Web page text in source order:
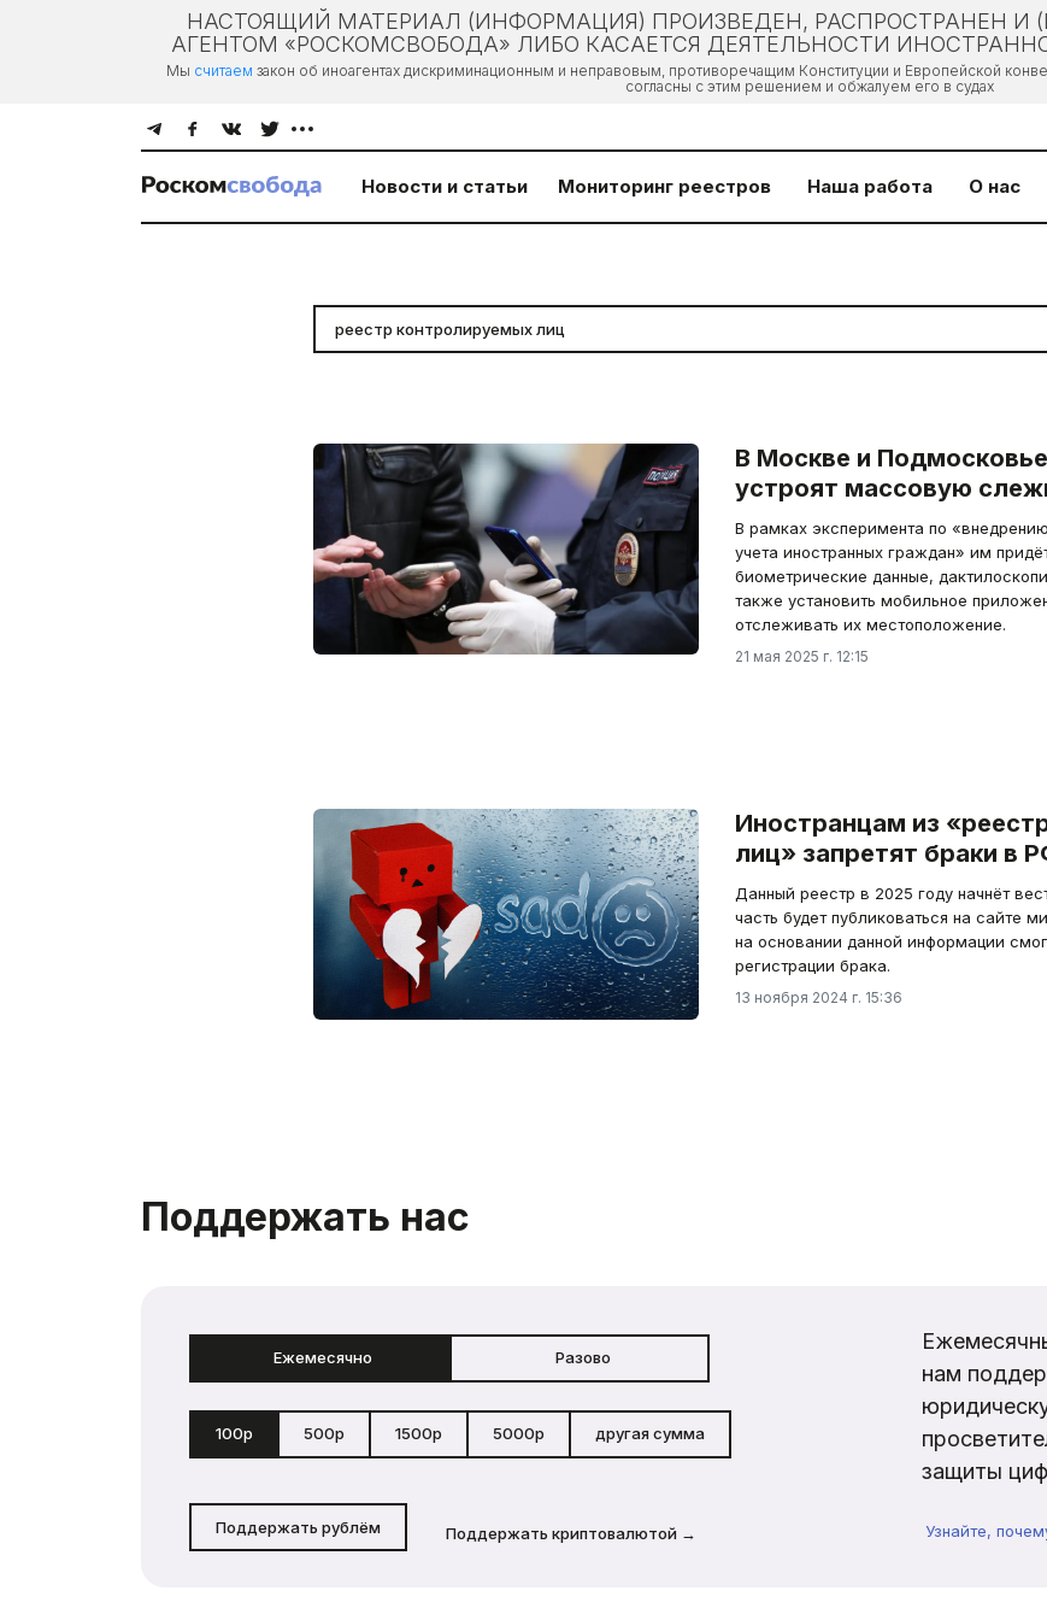
НАСТОЯЩИЙ МАТЕРИАЛ (ИНФОРМАЦИЯ) ПРОИЗВЕДЕН, РАСПРОСТРАНЕН
АГЕНТОМ «РОСКОМСВОБОДА» ЛИБО КАСАЕТСЯ ДЕЯТЕЛЬНОСТИ
Мы считаем закон об иноагентах дискриминационным и неправовым, противоречащим Конституции и Европейской
согласны с этим решением и обжалуем его в судах
Новости и статьи Мониторинг реестров Наша работа О нас
В Москве и
устроят массовую
В рамках эксперимента по
учета иностранных граждан» им
биометрические данные,
также установить мобильное
отслеживать их местоположение.
21 мая 2025 г. 12:15
Иностранцам из
лиц» запретят браки в
Данный реестр в 2025 году начнёт
часть будет публиковаться на сайте
на основании данной информации
регистрации брака.
13 ноября 2024 г. 15:36
Поддержать нас
Ежемесячно Разово
100р 500р 1500р 5000р другая сумма
Поддержать рублём Поддержать криптовалютой →
нам
защиты
Узнайте,